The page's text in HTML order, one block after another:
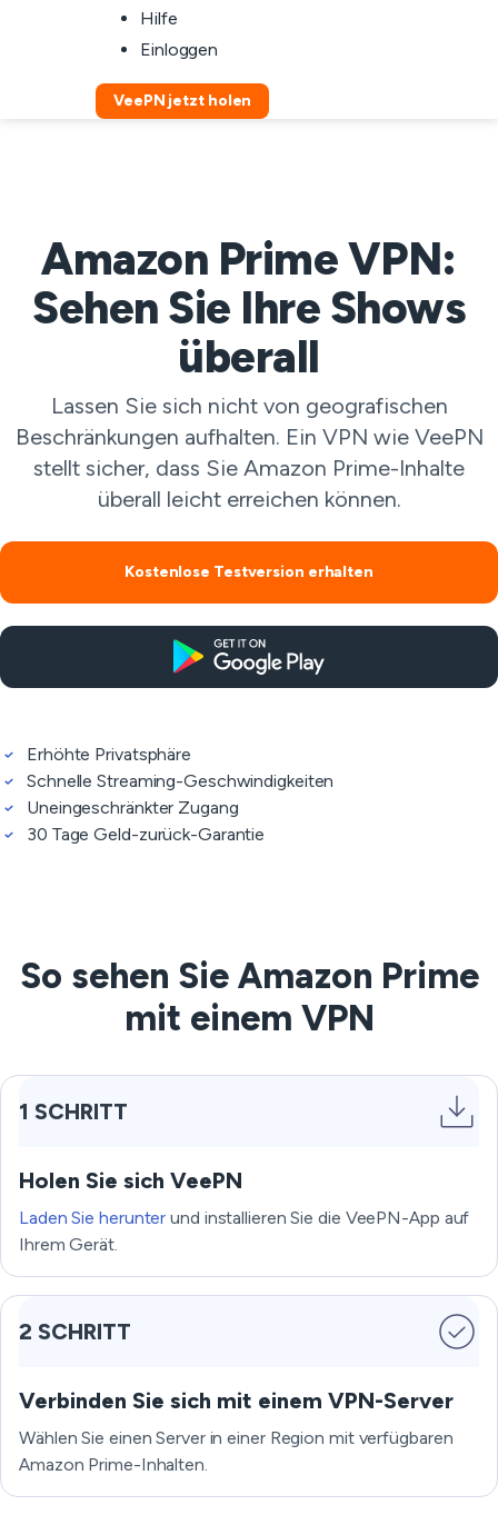
Hilfe
Einloggen
VeePN jetzt holen
Amazon Prime VPN:
Sehen Sie Ihre Shows
überall
Lassen Sie sich nicht von geografischen
Beschränkungen aufhalten. Ein VPN wie VeePN
stellt sicher, dass Sie Amazon Prime-Inhalte
überall leicht erreichen können.
Kostenlose Testversion erhalten
Erhöhte Privatsphäre
Schnelle Streaming-Geschwindigkeiten
Uneingeschränkter Zugang
30 Tage Geld-zurück-Garantie
So sehen Sie Amazon Prime
mit einem VPN
1 SCHRITT
Holen Sie sich VeePN
Laden Sie herunter und installieren Sie die VeePN-App auf
Ihrem Gerät.
2 SCHRITT
Verbinden Sie sich mit einem VPN-Server
Wählen Sie einen Server in einer Region mit verfügbaren
Amazon Prime-Inhalten.